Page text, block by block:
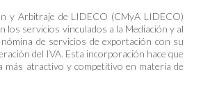
y Arbitraje de LIDECO (CMyA LIDECO)
los servicios vinculados a la Mediación y al
de servicios de exportación con su
del IVA. Esta incorporación hace que
más atractivo y competitivo en materia de